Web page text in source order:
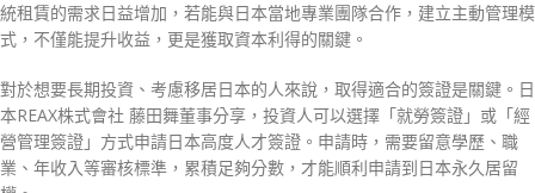
統租賃的需求日益增加，若能與日本當地專業團隊合作，建立主動管理模
式，不僅能提升收益，更是獲取資本利得的關鍵。
對於想要長期投資、考慮移居日本的人來說，取得適合的簽證是關鍵。日
本REAX株式會社 藤田舞董事分享，投資人可以選擇「就勞簽證」或「經
營管理簽證」方式申請日本高度人才簽證。申請時，需要留意學歷、職
業、年收入等審核標準，累積足夠分數，才能順利申請到日本永久居留